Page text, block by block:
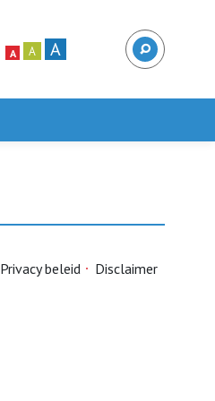
A A A
Privacy beleid Disclaimer